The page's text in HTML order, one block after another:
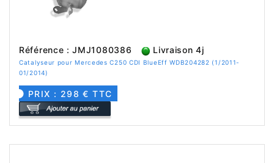
Référence : JMJ1080386 Livraison 4j
Catalyseur pour Mercedes C250 CDI BlueEff WDB204282 (1/2011-
01/2014)
PRIX : 298 € TTC